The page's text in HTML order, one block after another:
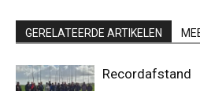
GERELATEERDE ARTIKELEN
Recordafstand